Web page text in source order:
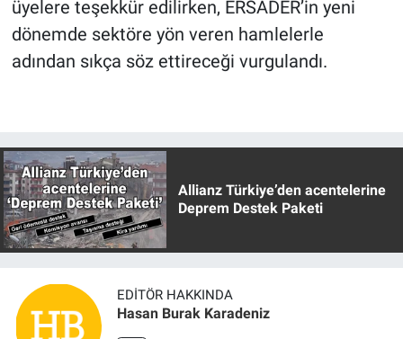
üyelere teşekkür edilirken, ERSADER’in yeni
dönemde sektöre yön veren hamlelerle
adından sıkça söz ettireceği vurgulandı.
Allianz Türkiye’den acentelerine
Deprem Destek Paketi
EDITÖR HAKKINDA
Hasan Burak Karadeniz